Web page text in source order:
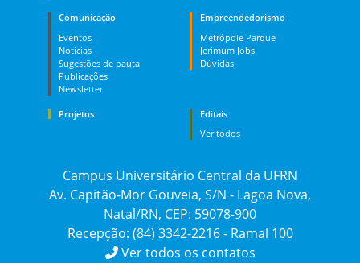
Comunicação
Eventos
Notícias
Sugestões de pauta
Publicações
Newsletter
Empreendedorismo
Metrópole Parque
Jerimum Jobs
Dúvidas
Projetos
Editais
Ver todos
Campus Universitário Central da UFRN
Av. Capitão-Mor Gouveia, S/N - Lagoa Nova,
Natal/RN, CEP: 59078-900
Recepção: (84) 3342-2216 - Ramal 100
Ver todos os contatos